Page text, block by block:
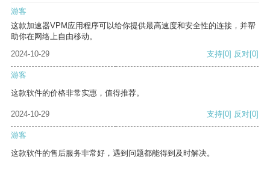
游客
这款加速器VPM应用程序可以给你提供最高速度和安全性的连接，并帮
助你在网络上自由移动。
2024-10-29
支持[0] 反对[0]
游客
这款软件的价格非常实惠，值得推荐。
2024-10-29 支持[0] 反对[0]
游客
这款软件的售后服务非常好，遇到问题都能得到及时解决。